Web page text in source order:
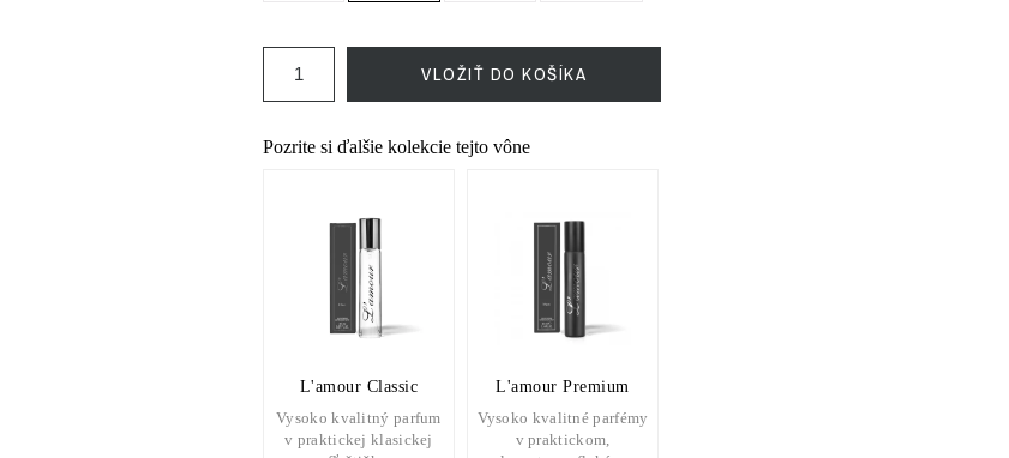
VLOŽIŤ DO KOŠÍKA
Pozrite si ďalšie kolekcie tejto vône
L'amour Classic
Vysoko kvalitný parfum
v praktickej klasickej
L'amour Premium
Vysoko kvalitné parfémy
v praktickom,